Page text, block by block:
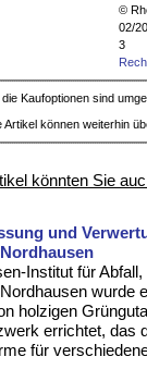
©
02/
3
die Kaufoptionen sind
Artikel können weiterhin
könnten Sie
und
Institut für
wurde
holzigen
errichtet, das
für